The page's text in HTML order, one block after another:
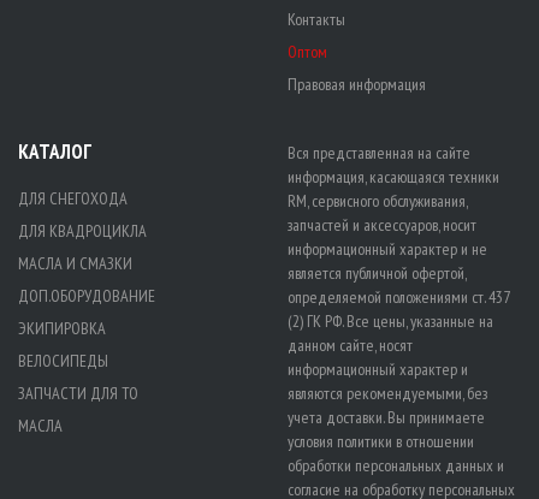
Контакты
Оптом
Правовая информация
КАТАЛОГ
ДЛЯ СНЕГОХОДА
ДЛЯ КВАДРОЦИКЛА
МАСЛА И СМАЗКИ
ДОП.ОБОРУДОВАНИЕ
ЭКИПИРОВКА
ВЕЛОСИПЕДЫ
ЗАПЧАСТИ ДЛЯ ТО
МАСЛА
Вся представленная на сайте
информация, касающаяся техники
RM, сервисного обслуживания,
запчастей и аксессуаров, носит
информационный характер и не
является публичной офертой,
определяемой положениями ст. 437
(2) ГК РФ. Все цены, указанные на
данном сайте, носят
информационный характер и
являются рекомендуемыми, без
учета доставки. Вы принимаете
условия политики в отношении
обработки персональных данных и
согласие на обработку персональных